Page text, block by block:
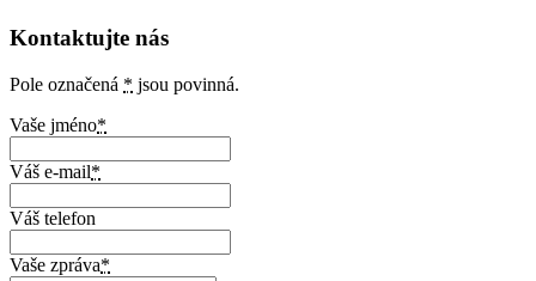
Kontaktujte nás
Pole označená * jsou povinná.
Vaše jméno*
Váš e-mail*
Váš telefon
Vaše zpráva*